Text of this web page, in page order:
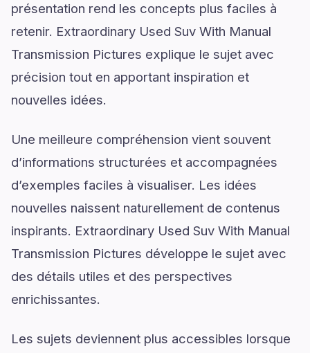
présentation rend les concepts plus faciles à
retenir. Extraordinary Used Suv With Manual
Transmission Pictures explique le sujet avec
précision tout en apportant inspiration et
nouvelles idées.
Une meilleure compréhension vient souvent
d’informations structurées et accompagnées
d’exemples faciles à visualiser. Les idées
nouvelles naissent naturellement de contenus
inspirants. Extraordinary Used Suv With Manual
Transmission Pictures développe le sujet avec
des détails utiles et des perspectives
enrichissantes.
Les sujets deviennent plus accessibles lorsque